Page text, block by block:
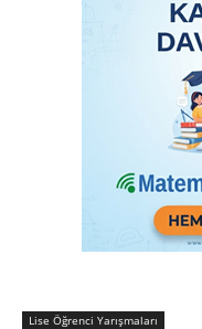
Lise Öğrenci Yarışmaları